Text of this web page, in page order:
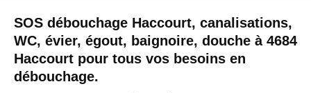
SOS débouchage Haccourt, canalisations,
WC, évier, égout, baignoire, douche à 4684
Haccourt pour tous vos besoins en
débouchage.